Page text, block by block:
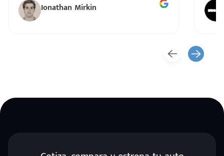
Ionathan Mirkin